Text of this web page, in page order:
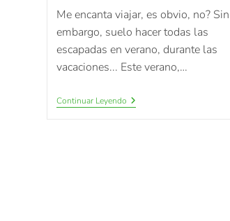
Me encanta viajar, es obvio, no? Sin
embargo, suelo hacer todas las
escapadas en verano, durante las
vacaciones... Este verano,…
Continuar Leyendo